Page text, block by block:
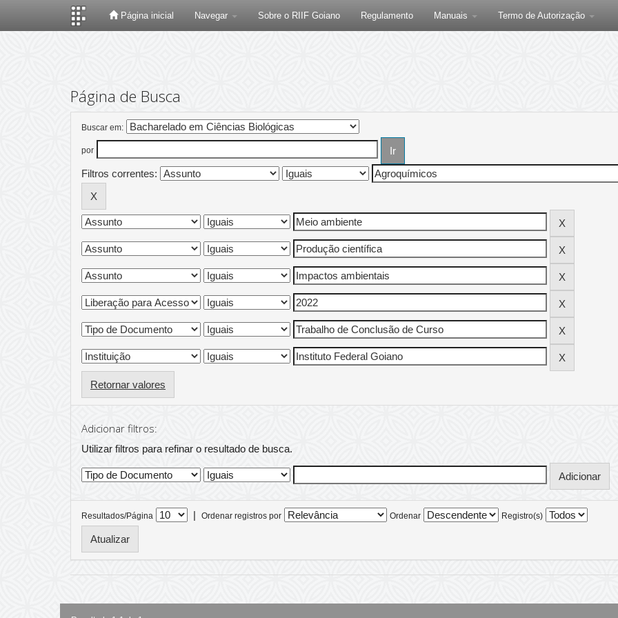
Página inicial Navegar Sobre o RIIF Goiano Regulamento Manuais Termo de Autorização
Página de Busca
Buscar em:
por
Filtros correntes:
Retornar valores
Adicionar filtros:
Utilizar filtros para refinar o resultado de busca.
Resultados/Página | Ordenar registros por Ordenar Registro(s)